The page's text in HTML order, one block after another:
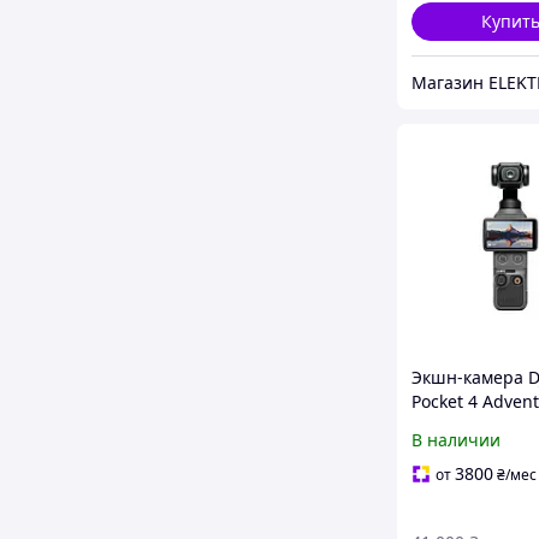
Магазин
Экшн-камера
Pocket 4
В наличии
от3800₴/мес